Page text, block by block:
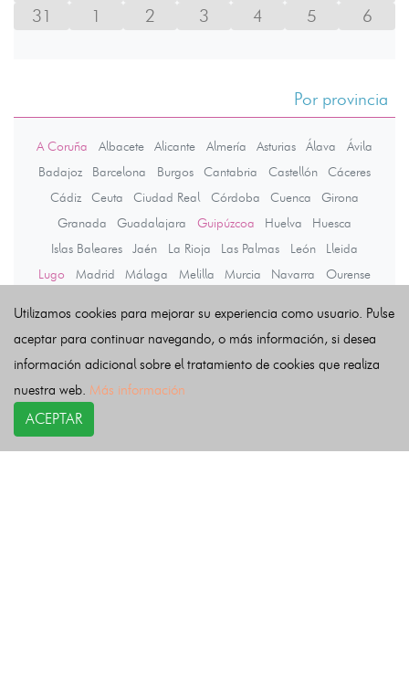
31
1 2 3 4 5 6
Por provincia
A Coruña Albacete Alicante Almería Asturias Álava
Ávila
Badajoz
Barcelona Burgos Cantabria Castellón
Cáceres
Cádiz
Ceuta Ciudad Real Córdoba Cuenca
Girona
Granada
Guadalajara Guipúzcoa Huelva
Huesca
Islas Baleares
Jaén La Rioja Las Palmas León
Lleida
Lugo
Madrid Málaga Melilla Murcia Navarra
Ourense
Sevilla Tarragona
Vizcaya Zamora
Utilizamos cookies para mejorar su experiencia como usuario. Pulse
aceptar para continuar navegando, o más información, si desea
información adicional sobre el tratamiento de cookies que realiza
nuestra web. Más información
ACEPTAR